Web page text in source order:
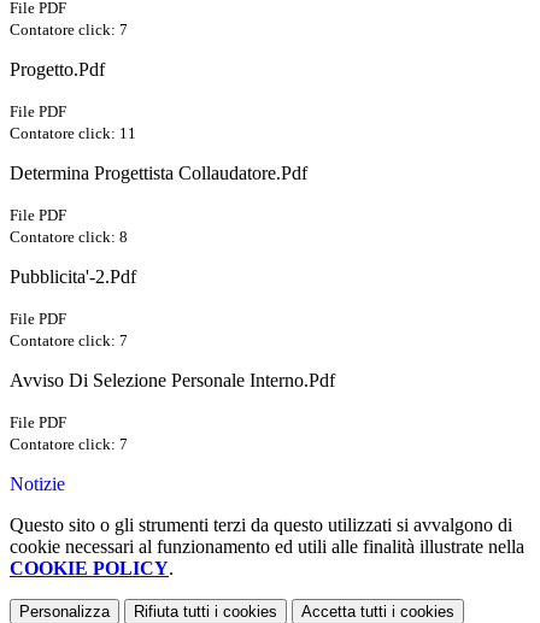
File PDF
Contatore click: 7
Progetto.Pdf
File PDF
Contatore click: 11
Determina Progettista Collaudatore.Pdf
File PDF
Contatore click: 8
Pubblicita'-2.Pdf
File PDF
Contatore click: 7
Avviso Di Selezione Personale Interno.Pdf
File PDF
Contatore click: 7
Notizie
Questo sito o gli strumenti terzi da questo utilizzati si avvalgono di
cookie necessari al funzionamento ed utili alle finalità illustrate nella
COOKIE POLICY.
Personalizza Rifiuta tutti i cookies Accetta tutti i cookies